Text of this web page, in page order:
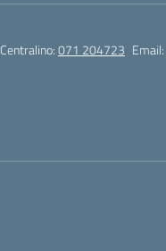
Centralino:071 204723 Email: